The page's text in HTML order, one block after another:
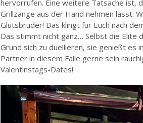
hervorrufen. Eine weitere Tatsache ist,
Grillzange aus der Hand nehmen lässt.
Glutsbruder! Das klingt für Euch nach
Das stimmt nicht ganz… Selbst die Elite
Grund sich zu duellieren, sie genießt es
Partner in diesem Falle gerne sein
Valentinstags-Dates!